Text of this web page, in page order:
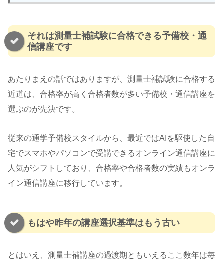
それは測量士補試験に合格できる予備校・通
信講座です
あたりまえの話ではありますが、測量士補試験に合格する
近道は、合格率が高く合格者数が多い予備校・通信講座を
選ぶのが先決です。
従来の通学予備校スタイルから、最近ではAIを駆使した自
宅でスマホやパソコンで受講できるオンライン通信講座に
人気がシフトしており、合格率や合格者数の実績もオンラ
イン通信講座に移行しています。
もはや昨年の講座選択基準はもう古い
とはいえ、測量士補講座の過渡期ともいえるここ数年は毎